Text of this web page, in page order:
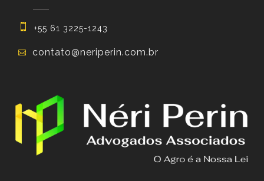
+55 61 3225-1243
contato@neriperin.com.br